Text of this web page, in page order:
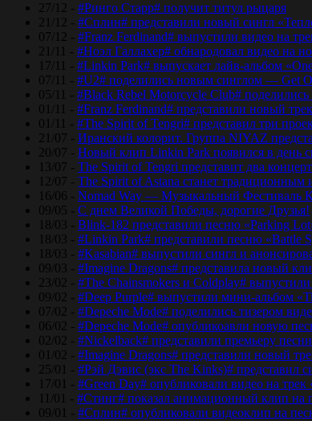
27/12 - #Ринго Старр# получит титул рыцаря
21/12 - #Сплин# представили новый сингл
07/12 - #Franz Ferdinand# выпустили видео на
21/11 - #Ноэл Галлахер# обнародовал видео на
17/11 - #Linkin Park# выпускает лайв-альбом
07/11 - #U2# поделились новым синглом — Get
05/11 - #Black Rebel Motorcycle Club#
01/11 - #Franz Ferdinand# представили новый
01/11 - #The Spirit of Tengri# представил три
21/07 - Иранский колорит. Группа NIYAZ
20/07 - Новый клип Linkin Park появился в день
13/07 - The Spirit of Tengri представит два
12/07 - The Spirit of Astana станет
16/06 - Nomad Way — Музыкальный Фестиваль
09/05 - С днем Великой Победы, дорогие Друзья!
18/03 - Blink-182 представили песню «Parking
18/03 - #Linkin Park# представили песню «Bаttlе
18/03 - #Kasabian# выпустили сингл и
09/03 - #Imagine Dragons# представила новый
23/02 - #The Chainsmokers и Coldplay# выпустили
09/02 - #Deep Purple# выпустили мини-альбом
07/02 - #Depeche Mode# поделились тизером
06/02 - #Depeche Mode# опубликоавли новую
02/02 - #Nickelback# представили премьеру
01/02 - #Imagine Dragons# представили новый
25/01 - #Рэй Дэвис (экс The Kinks)# представил
17/01 - #Green Day# опубликовали видео на трек
11/01 - #Стинг# показал анимационный клип на
09/01 - #Сплин# опубликовали видеоклип на